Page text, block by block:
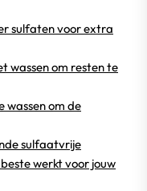
sulfaten voor extra
wassen om resten te
wassen om de
sulfaatvrije
werkt voor jouw